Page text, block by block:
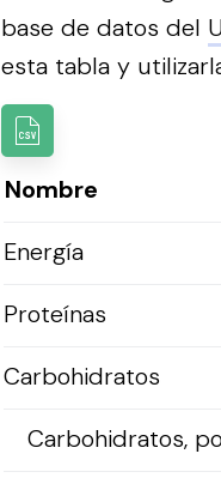
base de datos del
esta tabla y
Nombre
Energía
Proteínas
Carbohidratos
Carbohidratos,